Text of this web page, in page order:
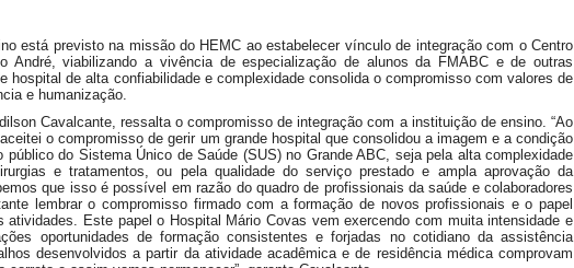
está previsto na missão do HEMC ao estabelecer vínculo de integração com o Centro
André, viabilizando a vivência de especialização de alunos da FMABC e de outras
hospital de alta confiabilidade e complexidade consolida o compromisso com valores de
e humanização.
Cavalcante, ressalta o compromisso de integração com a instituição de ensino. “Ao
o compromisso de gerir um grande hospital que consolidou a imagem e a condição
público do Sistema Único de Saúde (SUS) no Grande ABC, seja pela alta complexidade
e tratamentos, ou pela qualidade do serviço prestado e ampla aprovação da
que isso é possível em razão do quadro de profissionais da saúde e colaboradores
lembrar o compromisso firmado com a formação de novos profissionais e o papel
atividades. Este papel o Hospital Mário Covas vem exercendo com muita intensidade e
oportunidades de formação consistentes e forjadas no cotidiano da assistência
desenvolvidos a partir da atividade acadêmica e de residência médica comprovam